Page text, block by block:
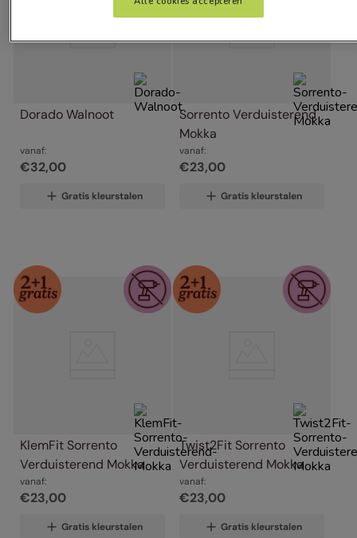
Dorado Walnoot
vanaf:
€32,00
Gratis kleurstalen
Sorrento Verduisterend
Mokka
vanaf:
€23,00
Gratis kleurstalen
KlemFit Sorrento
Verduisterend Mokka
vanaf:
€23,00
Gratis kleurstalen
Twist2Fit Sorrento
Verduisterend Mokka
vanaf:
€23,00
Gratis kleurstalen